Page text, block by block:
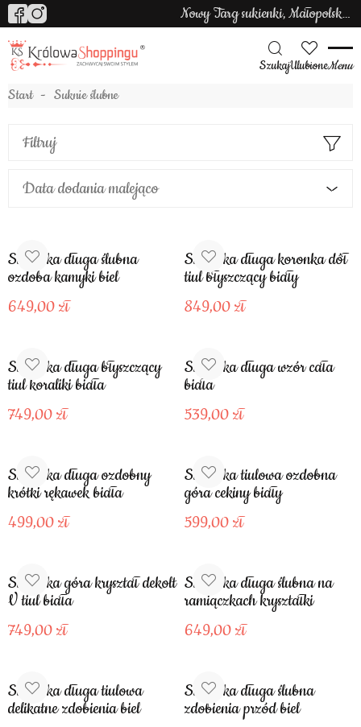
Nowy Targ sukienki, Małopolska sukienki
SzukajUlubioneMenu
Start Suknie ślubne
Filtruj
Data dodania malejąco
Sukienka długa ślubna
ozdoba kamyki biel
649,00
Sukienka długa koronka dół
tiul błyszczący biały
849,00
Sukienka długa błyszczący
tiul koraliki biała
749,00
sukienka długa wzór cała
biała
539,00
Sukienka długa ozdobny
krótki rękawek biała
499,00
Sukienka tiulowa ozdobna
góra cekiny biały
599,00
Sukienka góra kryształ dekolt
V tiul biała
749,00
Sukienka długa ślubna na
ramiączkach kryształki
649,00
Sukienka długa tiulowa
delikatne zdobienia biel
Sukienka długa ślubna
zdobienia przód biel